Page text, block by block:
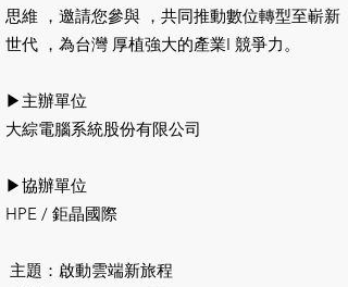
思維 ，邀請您參與 ，共同推動數位轉型至嶄新
世代 ，為台灣 厚植強大的產業I 競爭力。
▶主辦單位
大綜電腦系統股份有限公司
▶協辦單位
HPE / 鉅晶國際
主題：啟動雲端新旅程